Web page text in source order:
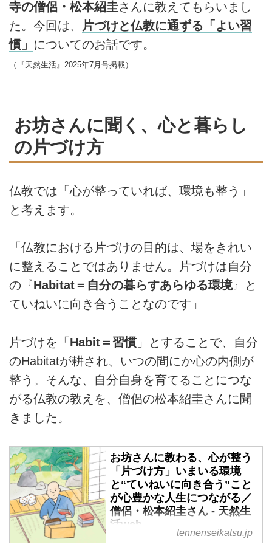
寺の僧侶・松本紹圭さんに教えてもらいまし
た。今回は、
片づけと仏教に通ずる「よい習
慣」 についてのお話です。
（『天然生活』2025年7月号掲載）
お坊さんに聞く、心と暮らし
の片づけ方
仏教では「心が整っていれば、環境も整う」
と考えます。
「仏教における片づけの目的は、場をきれい
に整えることではありません。片づけは自分
の『Habitat＝自分の暮らすあらゆる環境』と
ていねいに向き合うことなのです」
片づけを「 Habit＝習慣」とすることで、自分
のHabitatが耕され、いつの間にか心の内側が
整う。そんな、自分自身を育てることにつな
がる仏教の教えを、僧侶の松本紹圭さんに聞
きました。
お坊さんに教わる、心が整う
「片づけ方」いまいる環境
と“ていねいに向き合う”こと
が心豊かな人生につながる／
僧侶・松本紹圭さん - 天然生
活web
暮らしを片づけることは、心の片
tennenseikatsu.jp